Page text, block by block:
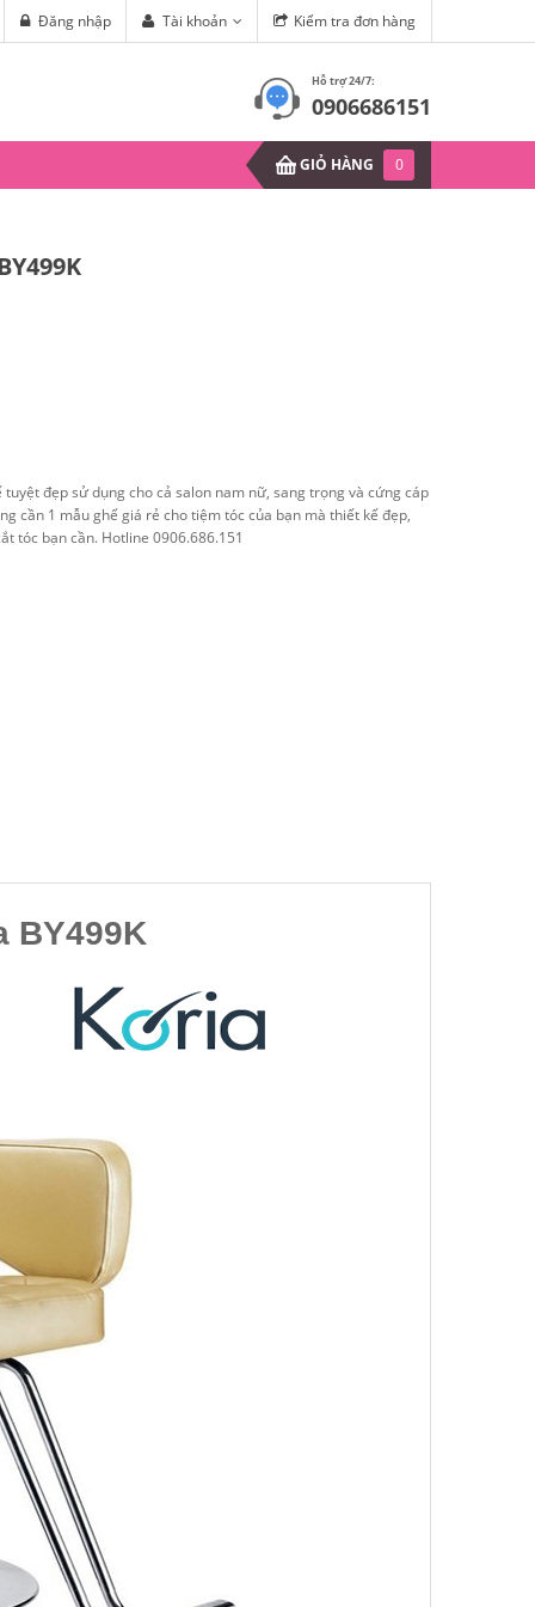
Lọn (Phần 1) Mùa hè sắp đến, làm sao để
Kiểm tra đơn hàng
Tài khoản
Đăng nhập
Hỗ trợ 24/7:
0906686151
GIỎ HÀNG 0
đẹp sử dụng cho cả salon nam nữ, sang trọng và cứng cáp
cần 1 mẫu ghế giá rẻ cho tiệm tóc của bạn mà thiết kế đẹp,
tóc bạn cần. Hotline 0906.686.151
BY499K